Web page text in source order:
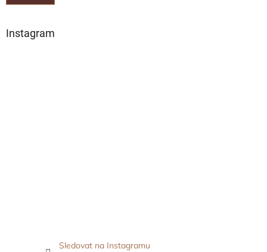
Instagram
Sledovat na Instagramu